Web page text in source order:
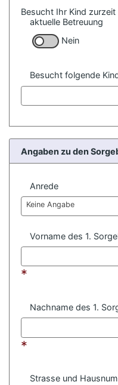
Besucht Ihr Kind
aktuelle Betreuung
Nein
Besucht folgende
Angaben zu den
Anrede
Keine Angabe
Vorname des 1.
*
Nachname des 1.
*
Strasse und